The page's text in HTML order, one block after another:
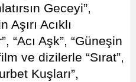
Geceyi”,
Acıklı
“Acı Aşk”, “Güneşin
ve dizilerle “Sırat”,
Kuşları”,